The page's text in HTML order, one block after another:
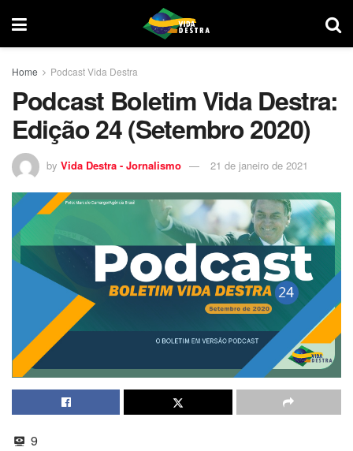
Home Podcast Vida Destra
Podcast Boletim Vida Destra:
Edição 24 (Setembro 2020)
by Vida Destra - Jornalismo 21 de janeiro de 2021
9